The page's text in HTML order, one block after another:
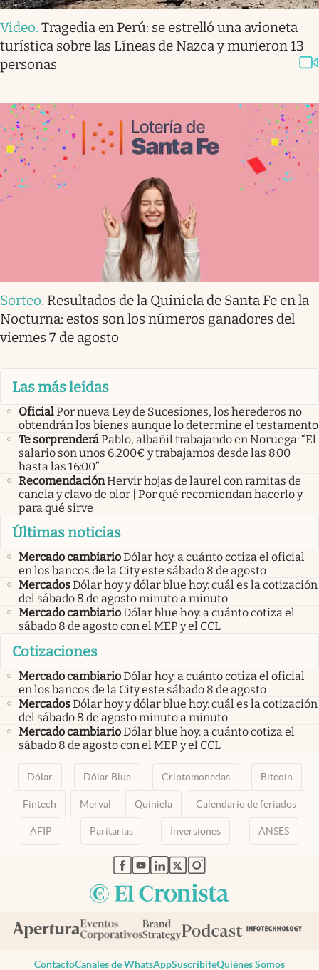
Video. Tragedia en Perú: se estrelló una avioneta
turística sobre las Líneas de Nazca y murieron 13
personas
Sorteo. Resultados de la Quiniela de Santa Fe en la
Nocturna: estos son los números ganadores del
viernes 7 de agosto
Las más leídas
OficialPor nueva Ley de Sucesiones, los herederos no
obtendrán los bienes aunque lo determine el testamento
Te sorprenderáPablo, albañil trabajando en Noruega: “El
salario son unos 6.200€ y trabajamos desde las 8:00
hasta las 16:00”
RecomendaciónHervir hojas de laurel con ramitas de
canela y clavo de olor | Por qué recomiendan hacerlo y
para qué sirve
Últimas noticias
Mercado cambiarioDólar hoy: a cuánto cotiza el oficial
en los bancos de la City este sábado 8 de agosto
MercadosDólar hoy y dólar blue hoy: cuál es la cotización
del sábado 8 de agosto minuto a minuto
Mercado cambiarioDólar blue hoy: a cuánto cotiza el
sábado 8 de agosto con el MEP y el CCL
Cotizaciones
Mercado cambiarioDólar hoy: a cuánto cotiza el oficial
en los bancos de la City este sábado 8 de agosto
MercadosDólar hoy y dólar blue hoy: cuál es la cotización
del sábado 8 de agosto minuto a minuto
Mercado cambiarioDólar blue hoy: a cuánto cotiza el
sábado 8 de agosto con el MEP y el CCL
Dólar Dólar Blue Criptomonedas Bitcoin
Fintech Merval Quiniela Calendario de feriados
AFIP Paritarias Inversiones ANSES
abre en nueva pestaña
abre en nueva pestaña
abre en nueva pestaña
abre en nueva pestaña
abre en nueva pestaña
ContactoCanales de WhatsAppSuscribiteQuiénes Somos